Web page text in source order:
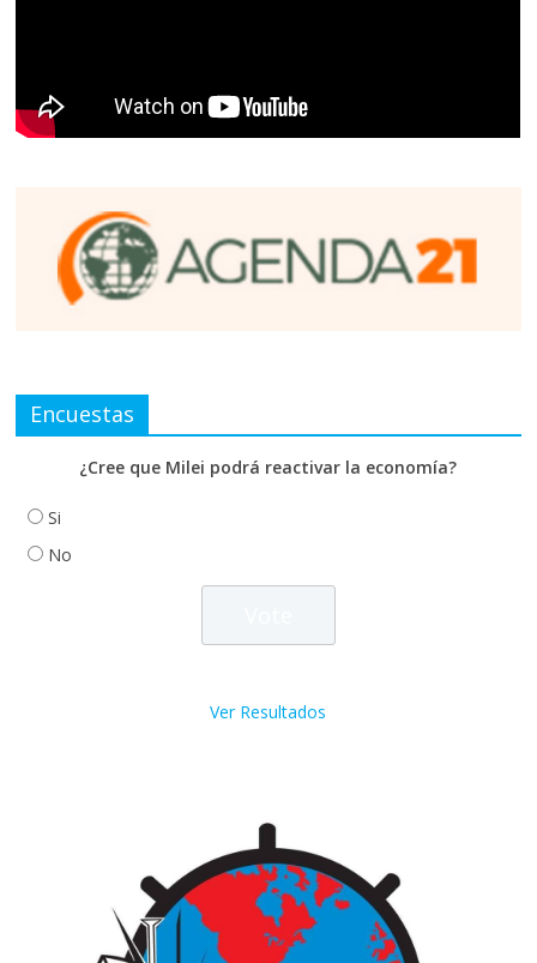
Encuestas
¿Cree que Milei podrá reactivar la economía?
Si
No
Ver Resultados